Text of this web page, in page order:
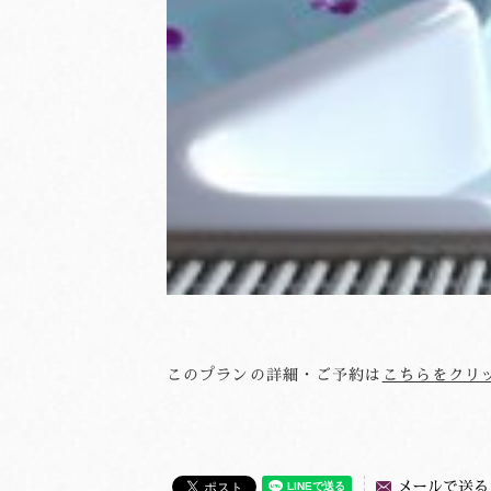
このプランの詳細・ご予約は こちらをクリ
メールで送る